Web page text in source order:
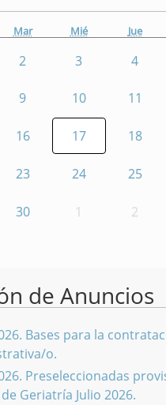
Mar Mié Jue
2 3 4
9 10 11
16 17 18
23 24 25
30 1 2
de Anuncios
. Bases para la
o.
. Preseleccionadas
Geriatría Julio 2026.